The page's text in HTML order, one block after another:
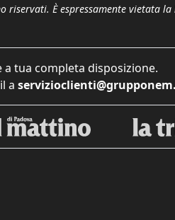
È espressamente vietata
tua completa disposizione.
a